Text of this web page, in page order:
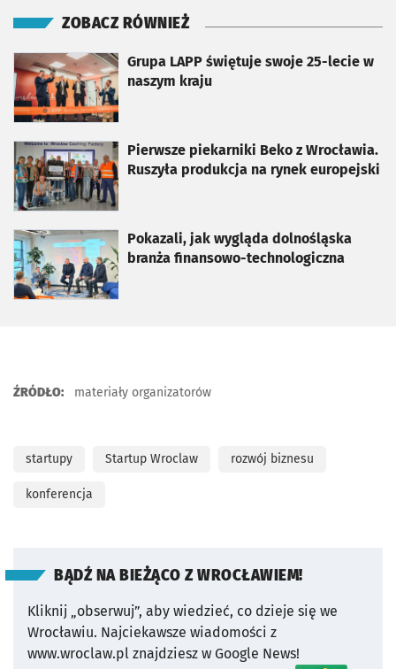
ZOBACZ RÓWNIEŻ
Grupa LAPP świętuje swoje 25-lecie w
naszym kraju
otworzy się w nowej karcie
Pierwsze piekarniki Beko z Wrocławia.
Ruszyła produkcja na rynek europejski
otworzy się w nowej karcie
Pokazali, jak wygląda dolnośląska
branża finansowo-technologiczna
otworzy się w nowej karcie
ŹRÓDŁO: materiały organizatorów
startupy Startup Wroclaw rozwój biznesu
konferencja
BĄDŹ NA BIEŻĄCO Z WROCŁAWIEM!
Kliknij „obserwuj”, aby wiedzieć, co dzieje się we
Wrocławiu. Najciekawsze wiadomości z
www.wroclaw.pl znajdziesz w Google News!